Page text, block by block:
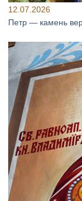
12.07.2026
Петр — камень